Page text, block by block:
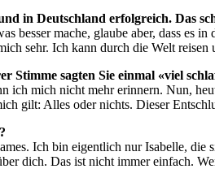
in Deutschland erfolgreich. Das
besser mache, glaube aber, dass es
sehr. Ich kann durch die Welt
Stimme sagten Sie einmal «viel
ich mich nicht mehr erinnern. Nun,
gilt: Alles oder nichts. Dieser
Ich bin eigentlich nur Isabelle,
dich. Das ist nicht immer einfach.